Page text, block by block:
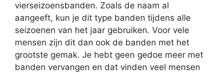
vierseizoensbanden. Zoals de naam al
aangeeft, kun je dit type banden tijdens alle
seizoenen van het jaar gebruiken. Voor vele
mensen zijn dit dan ook de banden met het
grootste gemak. Je hebt geen gedoe meer met
banden vervangen en dat vinden veel mensen